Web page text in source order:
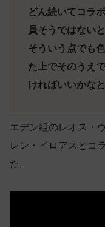
どん続いてコラ
員そうではないと
そういう点でも
た上でそのうえ
ければいいかな
エデン組のレオス・
レン・イロアスとコ
た。